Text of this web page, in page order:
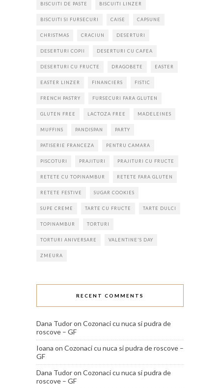
BISCUITI DE PASTE BISCUITI LINZER
BISCUITI SI FURSECURI CAISE CAPSUNE
CHRISTMAS CRACIUN DESERTURI
DESERTURI COPII DESERTURI CU CAFEA
DESERTURI CU FRUCTE DRAGOBETE EASTER
EASTER LINZER FINANCIERS FISTIC
FRENCH PASTRY FURSECURI FARA GLUTEN
GLUTEN FREE LACTOZA FREE MADELEINES
MUFFINS PANDISPAN PARTY
PATISERIE FRANCEZA PENTRU CAMARA
PISCOTURI PRAJITURI PRAJITURI CU FRUCTE
RETETE CU TOPINAMBUR RETETE FARA GLUTEN
RETETE FESTIVE SUGAR COOKIES
SUPE CREME TARTE CU FRUCTE TARTE DULCI
TOPINAMBUR TORTURI
TORTURI ANIVERSARE VALENTINE'S DAY
ZMEURA
RECENT COMMENTS
Dana Tudoron Cozonaci cu nuca si pudra de
roscove – GF
Ioana on Cozonaci cu nuca si pudra de roscove –
GF
Dana Tudoron Cozonaci cu nuca si pudra de
roscove – GF